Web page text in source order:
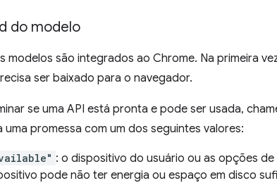
do modelo
modelos são integrados ao Chrome. Na primeira
ser baixado para o navegador.
se uma API está pronta e pode ser usada,
uma promessa com um dos seguintes valores:
: o dispositivo do usuário ou as opções
pode não ter energia ou espaço em disco